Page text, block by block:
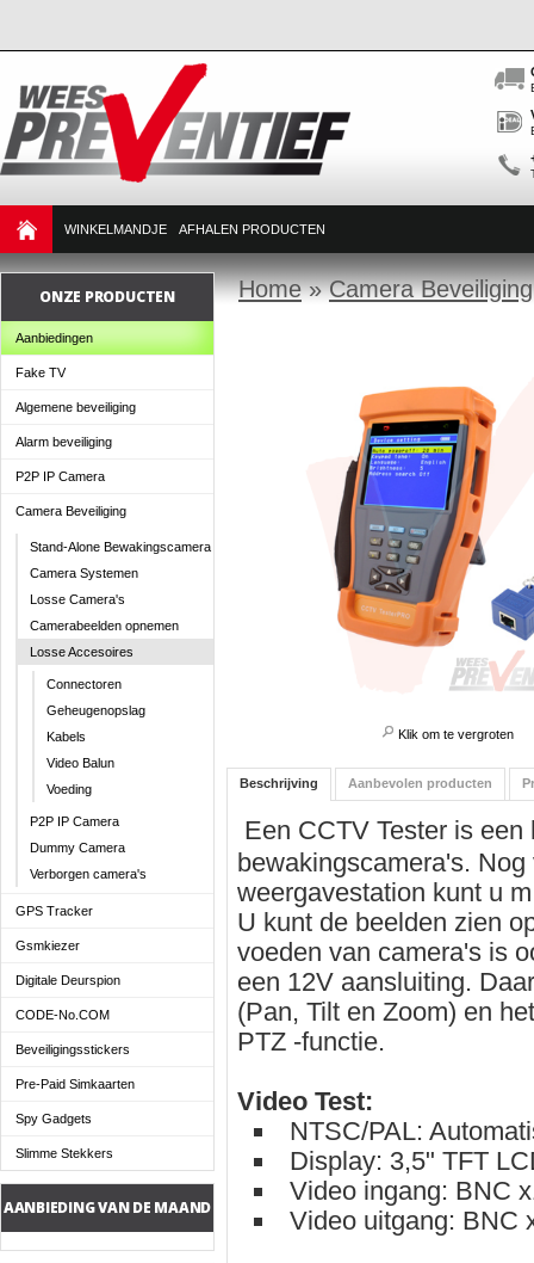
WINKELMANDJE AFHALEN PRODUCTEN
ONZE PRODUCTEN
Aanbiedingen
Fake TV
Algemene beveiliging
Alarm beveiliging
P2P IP Camera
Camera Beveiliging
Stand-Alone Bewakingscamera
Camera Systemen
Losse Camera's
Camerabeelden opnemen
Losse Accesoires
Connectoren
Geheugenopslag
Kabels
Video Balun
Voeding
P2P IP Camera
Dummy Camera
Verborgen camera's
GPS Tracker
Gsmkiezer
Digitale Deurspion
CODE-No.COM
Beveiligingsstickers
Pre-Paid Simkaarten
Spy Gadgets
Slimme Stekkers
AANBIEDING VAN DE MAAND
Home»Camera Beveiliging
Klik om te vergroten
Beschrijving Aanbevolen producten
Een CCTV Tester is
bewakingscamera's.
weergavestation kunt u
U kunt de beelden zien
voeden van camera's is
een 12V aansluiting.
(Pan, Tilt en Zoom) en
PTZ -functie.
Video Test:
NTSC/PAL:
Display: 3,5" TFT
Video ingang: BNC
Video uitgang: BNC